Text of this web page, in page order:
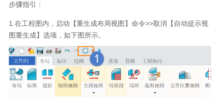
步骤指引：
1.在工程图内，启动【重生成布局视图】命令>>取消【自动提示视
图重生成】选项，如下图所示。